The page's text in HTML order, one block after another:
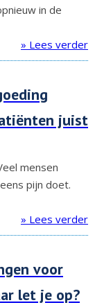
in de
» Lees verder
juist
mensen
pijn doet.
» Lees verder
voor
let je op?